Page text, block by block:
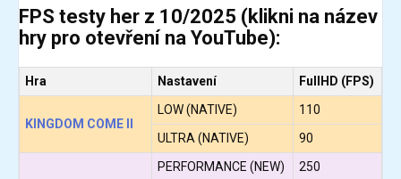
FPS testy her z 10/2025 (klikni na název
hry pro otevření na YouTube):
Hra Nastavení FullHD (FPS)
KINGDOM COME II
LOW (NATIVE)
110
ULTRA (NATIVE)
90
PERFORMANCE (NEW)
250